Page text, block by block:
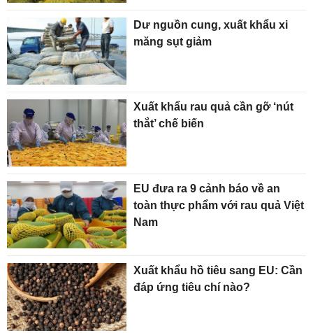
Dư nguồn cung, xuất khẩu xi
măng sụt giảm
Xuất khẩu rau quả cần gỡ ‘nút
thắt’ chế biến
EU đưa ra 9 cảnh báo về an
toàn thực phẩm với rau quả Việt
Nam
Xuất khẩu hồ tiêu sang EU: Cần
đáp ứng tiêu chí nào?